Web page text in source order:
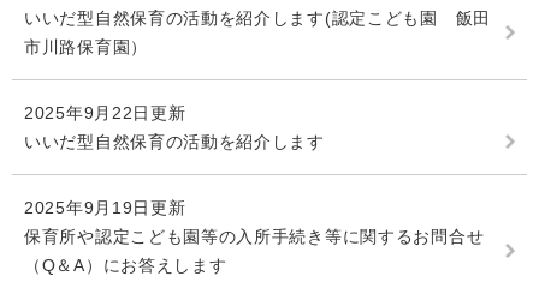
いいだ型自然保育の活動を紹介します(認定こども園 飯田
市川路保育園）
2025年9月22日更新
いいだ型自然保育の活動を紹介します
2025年9月19日更新
保育所や認定こども園等の入所手続き等に関するお問合せ
（Q＆A）にお答えします